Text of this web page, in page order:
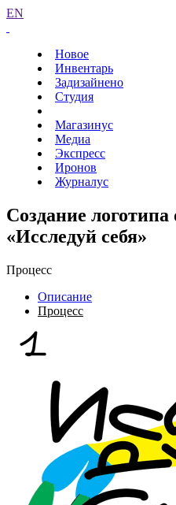
EN
Новое
Инвентарь
Задизайнено
Студия
Магазинус
Медиа
Экспресс
Иронов
Журналус
Создание
«Исследуй себя»
Процесс
Описание
Процесс